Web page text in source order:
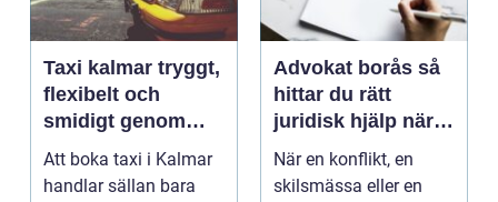
Taxi kalmar tryggt,
flexibelt och
smidigt genom
hela resan
Att boka taxi i Kalmar
handlar sällan bara
Advokat borås så
hittar du rätt
juridisk hjälp när
livet krånglar
När en konflikt, en
skilsmässa eller en